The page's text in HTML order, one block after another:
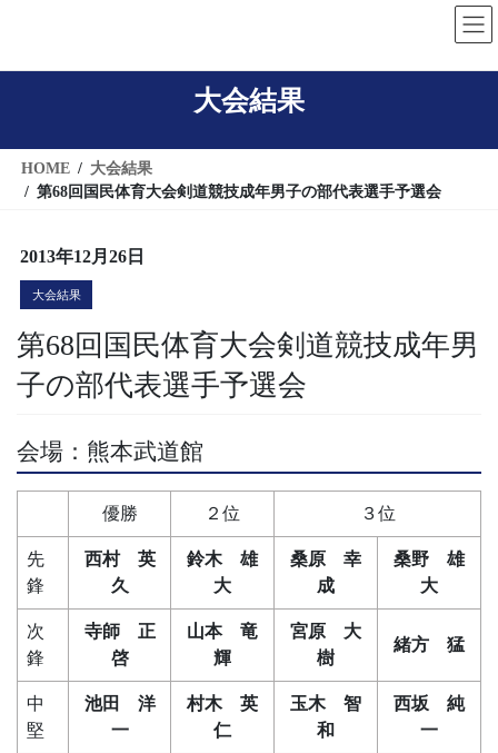
テ
ゲ
大会結果
HOME
大会結果
第68回国民体育大会剣道競技成年男子の部代表選手予選会
2013年12月26日
大会結果
第68回国民体育大会剣道競技成年男
子の部代表選手予選会
会場：熊本武道館
優勝 ２位 ３位
先
鋒
西村 英
久
鈴木 雄
大
桑原 幸
成
桑野 雄
大
次
鋒
寺師 正
啓
山本 竜
輝
宮原 大
樹
緒方 猛
中
堅
池田 洋
一
村木 英
仁
玉木 智
和
西坂 純
一